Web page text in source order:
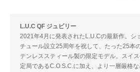
L.U.C QF ジュビリー
2021年4月に発表されたL.U.Cの最新作。シ
チュール設立25周年を祝して、たった25本
テンレススティール製の限定モデル。スイ
定局であるC.O.S.C.に加え、より一層厳格